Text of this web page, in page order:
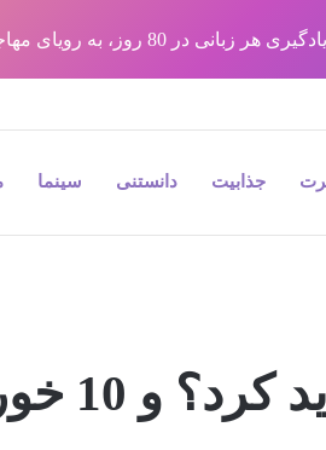
به رویای مهاجرتت برس !!
جذابیت دانستنی سینما
تقویت ذهن